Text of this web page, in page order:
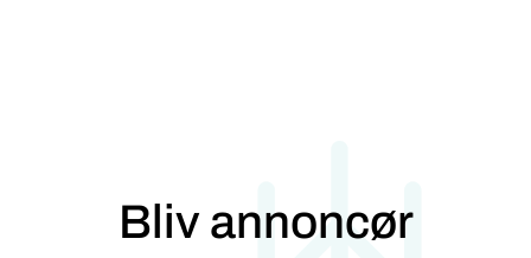
Bliv annoncør